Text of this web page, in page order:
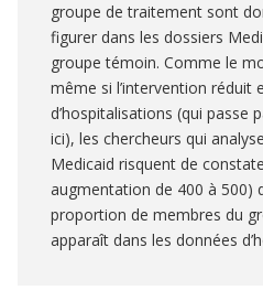
groupe de traitement sont
figurer dans les dossiers
groupe témoin. Comme le
même si l’intervention réduit
d’hospitalisations (qui passe
ici), les chercheurs qui
Medicaid risquent de
augmentation de 400 à 500)
proportion de membres du
apparaît dans les données